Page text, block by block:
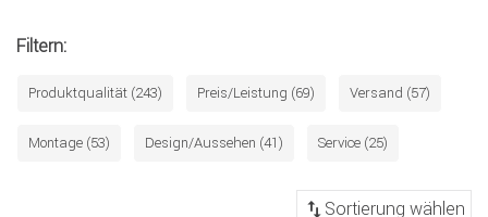
Filtern:
Produktqualität (243) Preis/Leistung (69) Versand (57)
Montage (53) Design/Aussehen (41) Service (25)